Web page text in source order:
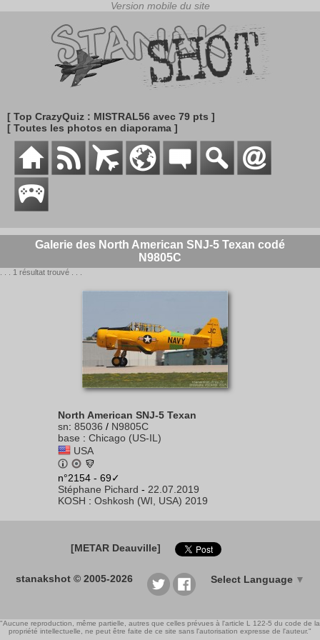
[ Top CrazyQuiz : MISTRAL56 avec 79 pts ]
[ Toutes les photos en diaporama ]
Galerie des North American SNJ-5 Texan codé
N9805C
. . . 1 résultat trouvé . . .
North American SNJ-5 Texan
sn: 85036 / N9805C
base : Chicago (US-IL)
USA
n°2154 - 69✓
Stéphane Pichard - 22.07.2019
KOSH : Oshkosh (WI, USA) 2019
[METAR Deauville]
stanakshot © 2005-2026 Select Language ▼
"Aucune reproduction, même partielle, autres que celles prévues à l'article L 122-5 du code de la
propriété intellectuelle, ne peut être faite de ce site sans l'autorisation expresse de l'auteur."